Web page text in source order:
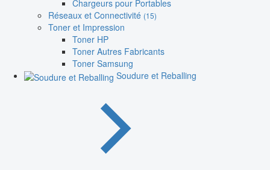
Chargeurs pour Portables
Réseaux et Connectivité (15)
Toner et Impression
Toner HP
Toner Autres Fabricants
Toner Samsung
Soudure et Reballing